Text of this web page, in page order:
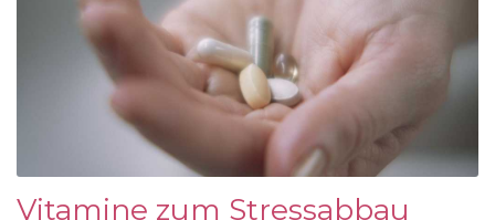
Vitamine zum Stressabbau